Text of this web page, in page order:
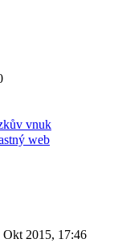
vnuk
web
Okt 2015, 17:46